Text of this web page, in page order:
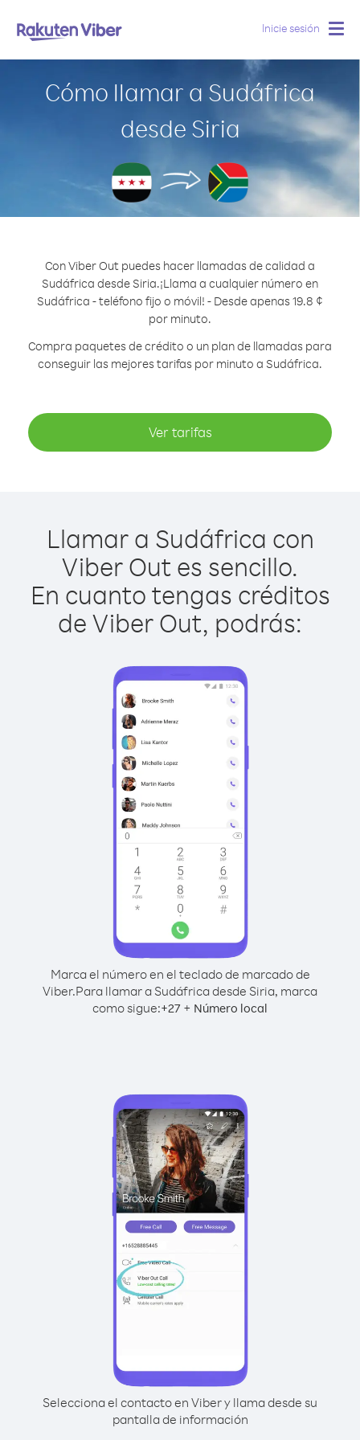
Inicie sesión
Cómo llamar a Sudáfrica
desde Siria
Con Viber Out puedes hacer llamadas de calidad a
Sudáfrica desde Siria.¡Llama a cualquier número en
Sudáfrica - teléfono fijo o móvil! - Desde apenas 19.8 ¢
por minuto.
Compra paquetes de crédito o un plan de llamadas para
conseguir las mejores tarifas por minuto a Sudáfrica.
Ver tarifas
Llamar a Sudáfrica con
Viber Out es sencillo.
En cuanto tengas créditos
de Viber Out, podrás:
Marca el número en el teclado de marcado de
Viber.Para llamar a Sudáfrica desde Siria, marca
como sigue:+27 + Número local
Selecciona el contacto en Viber y llama desde su
pantalla de información